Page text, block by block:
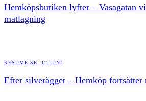
Hemköpsbutiken lyfter – Vasagatan
matlagning
RESUME.SE· 12 JUNI
Efter silverägget – Hemköp